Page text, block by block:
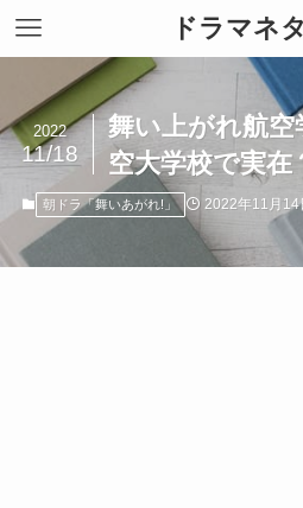
ドラマネ
舞い上がれ航
空大学校で実在
2022
11/18
朝ドラ「舞いあがれ!」 2022年11月14